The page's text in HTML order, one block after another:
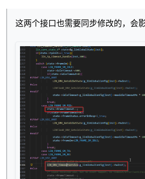
这两个接口也需要同步修改的，会